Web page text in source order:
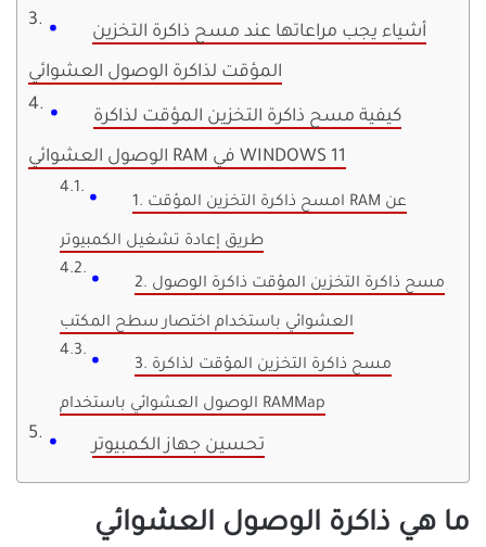
أشياء يجب مراعاتها عند مسح ذاكرة التخزين
المؤقت لذاكرة الوصول العشوائي
كيفية مسح ذاكرة التخزين المؤقت لذاكرة
الوصول العشوائي RAM في WINDOWS 11
1. امسح ذاكرة التخزين المؤقت RAM عن
طريق إعادة تشغيل الكمبيوتر
2. مسح ذاكرة التخزين المؤقت ذاكرة الوصول
العشوائي باستخدام اختصار سطح المكتب
3. مسح ذاكرة التخزين المؤقت لذاكرة
الوصول العشوائي باستخدام RAMMap
تحسين جهاز الكمبيوتر
ما هي ذاكرة الوصول العشوائي